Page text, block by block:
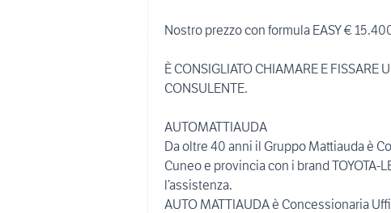
Nostro prezzo con formula EASY €
È CONSIGLIATO CHIAMARE E FISSARE
CONSULENTE.
AUTOMATTIAUDA
Da oltre 40 anni il Gruppo Mattiauda è
Cuneo e provincia con i brand TOYOTA-
l’assistenza.
AUTO MATTIAUDA è Concessionaria